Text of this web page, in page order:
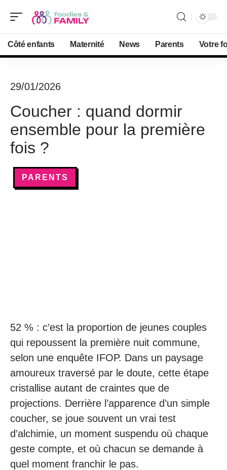
Côté enfants Maternité News Parents Votre
29/01/2026
Coucher : quand dormir
ensemble pour la première
fois ?
PARENTS
52 % : c’est la proportion de jeunes couples
qui repoussent la première nuit commune,
selon une enquête IFOP. Dans un paysage
amoureux traversé par le doute, cette étape
cristallise autant de craintes que de
projections. Derrière l’apparence d’un simple
coucher, se joue souvent un vrai test
d’alchimie, un moment suspendu où chaque
geste compte, et où chacun se demande à
quel moment franchir le pas.